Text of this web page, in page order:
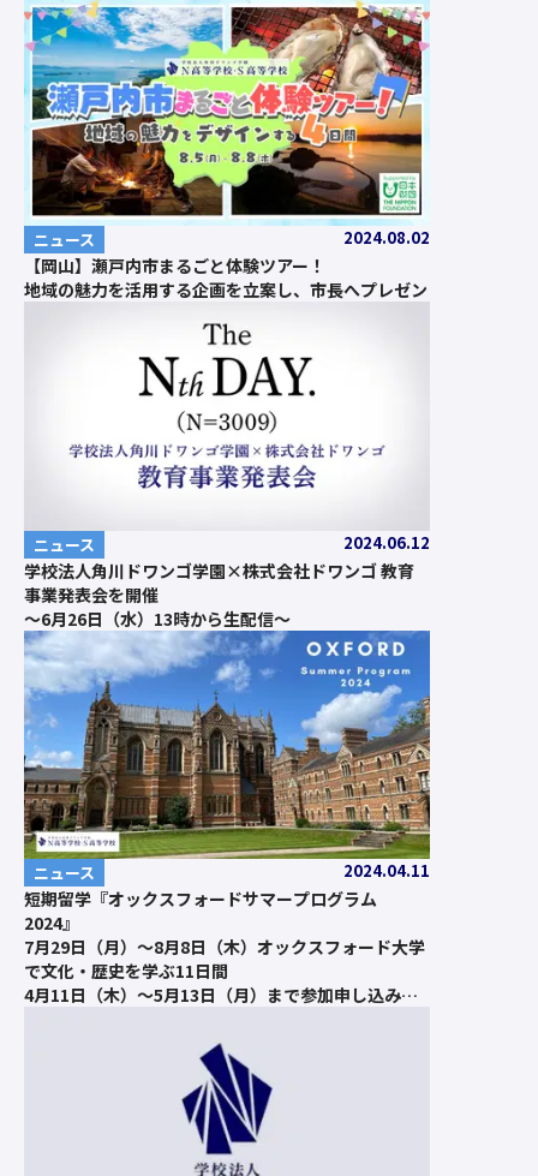
ニュース 2024.08.02
【岡山】瀬戸内市まるごと体験ツアー！
地域の魅力を活用する企画を立案し、市長へプレゼン
ニュース 2024.06.12
学校法人角川ドワンゴ学園×株式会社ドワンゴ 教育
事業発表会を開催
～6月26日（水）13時から生配信～
ニュース 2024.04.11
短期留学『オックスフォードサマープログラム
2024』
7月29日（月）～8月8日（木）オックスフォード大学
で文化・歴史を学ぶ11日間
4月11日（木）～5月13日（月）まで参加申し込み受